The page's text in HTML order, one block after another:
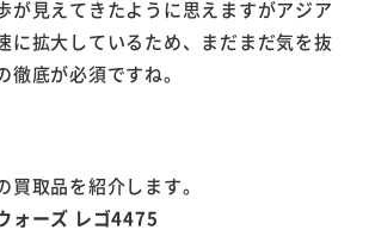
が見えてきたように思えますがアジア
に拡大しているため、まだまだ気を抜
徹底が必須ですね。
買取品を紹介します。
ォーズ レゴ4475